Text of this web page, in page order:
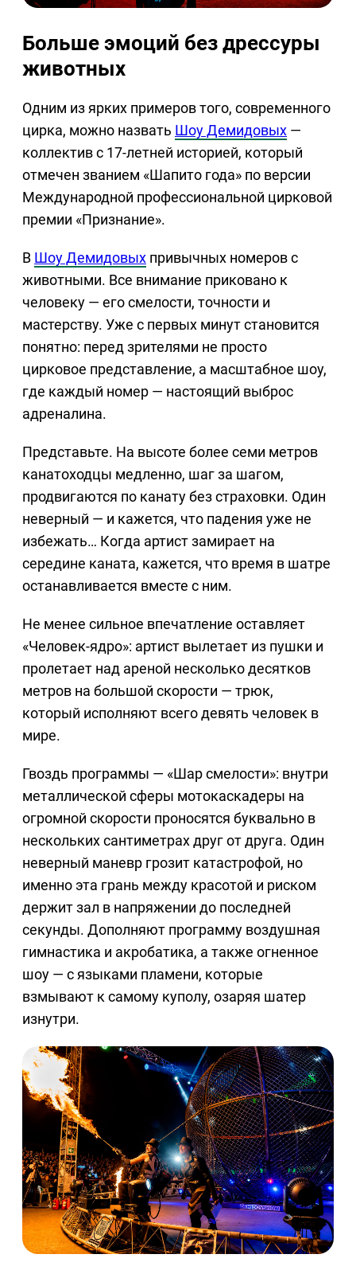
Больше эмоций без дрессуры
животных
Одним из ярких примеров того, современного
цирка, можно назвать Шоу Демидовых —
коллектив с 17-летней историей, который
отмечен званием «Шапито года» по версии
Международной профессиональной цирковой
премии «Признание».
В Шоу Демидовых привычных номеров с
животными. Все внимание приковано к
человеку — его смелости, точности и
мастерству. Уже с первых минут становится
понятно: перед зрителями не просто
цирковое представление, а масштабное шоу,
где каждый номер — настоящий выброс
адреналина.
Представьте. На высоте более семи метров
канатоходцы медленно, шаг за шагом,
продвигаются по канату без страховки. Один
неверный — и кажется, что падения уже не
избежать… Когда артист замирает на
середине каната, кажется, что время в шатре
останавливается вместе с ним.
Не менее сильное впечатление оставляет
«Человек-ядро»: артист вылетает из пушки и
пролетает над ареной несколько десятков
метров на большой скорости — трюк,
который исполняют всего девять человек в
мире.
Гвоздь программы — «Шар смелости»: внутри
металлической сферы мотокаскадеры на
огромной скорости проносятся буквально в
нескольких сантиметрах друг от друга. Один
неверный маневр грозит катастрофой, но
именно эта грань между красотой и риском
держит зал в напряжении до последней
секунды. Дополняют программу воздушная
гимнастика и акробатика, а также огненное
шоу — с языками пламени, которые
взмывают к самому куполу, озаряя шатер
изнутри.